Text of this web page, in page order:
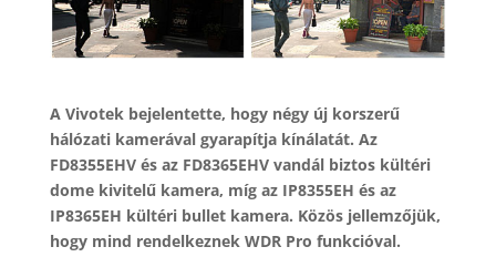
A Vivotek bejelentette, hogy négy új korszerű
hálózati kamerával gyarapítja kínálatát. Az
FD8355EHV és az FD8365EHV vandál biztos kültéri
dome kivitelű kamera, míg az IP8355EH és az
IP8365EH kültéri bullet kamera. Közös jellemzőjük,
hogy mind rendelkeznek WDR Pro funkcióval.